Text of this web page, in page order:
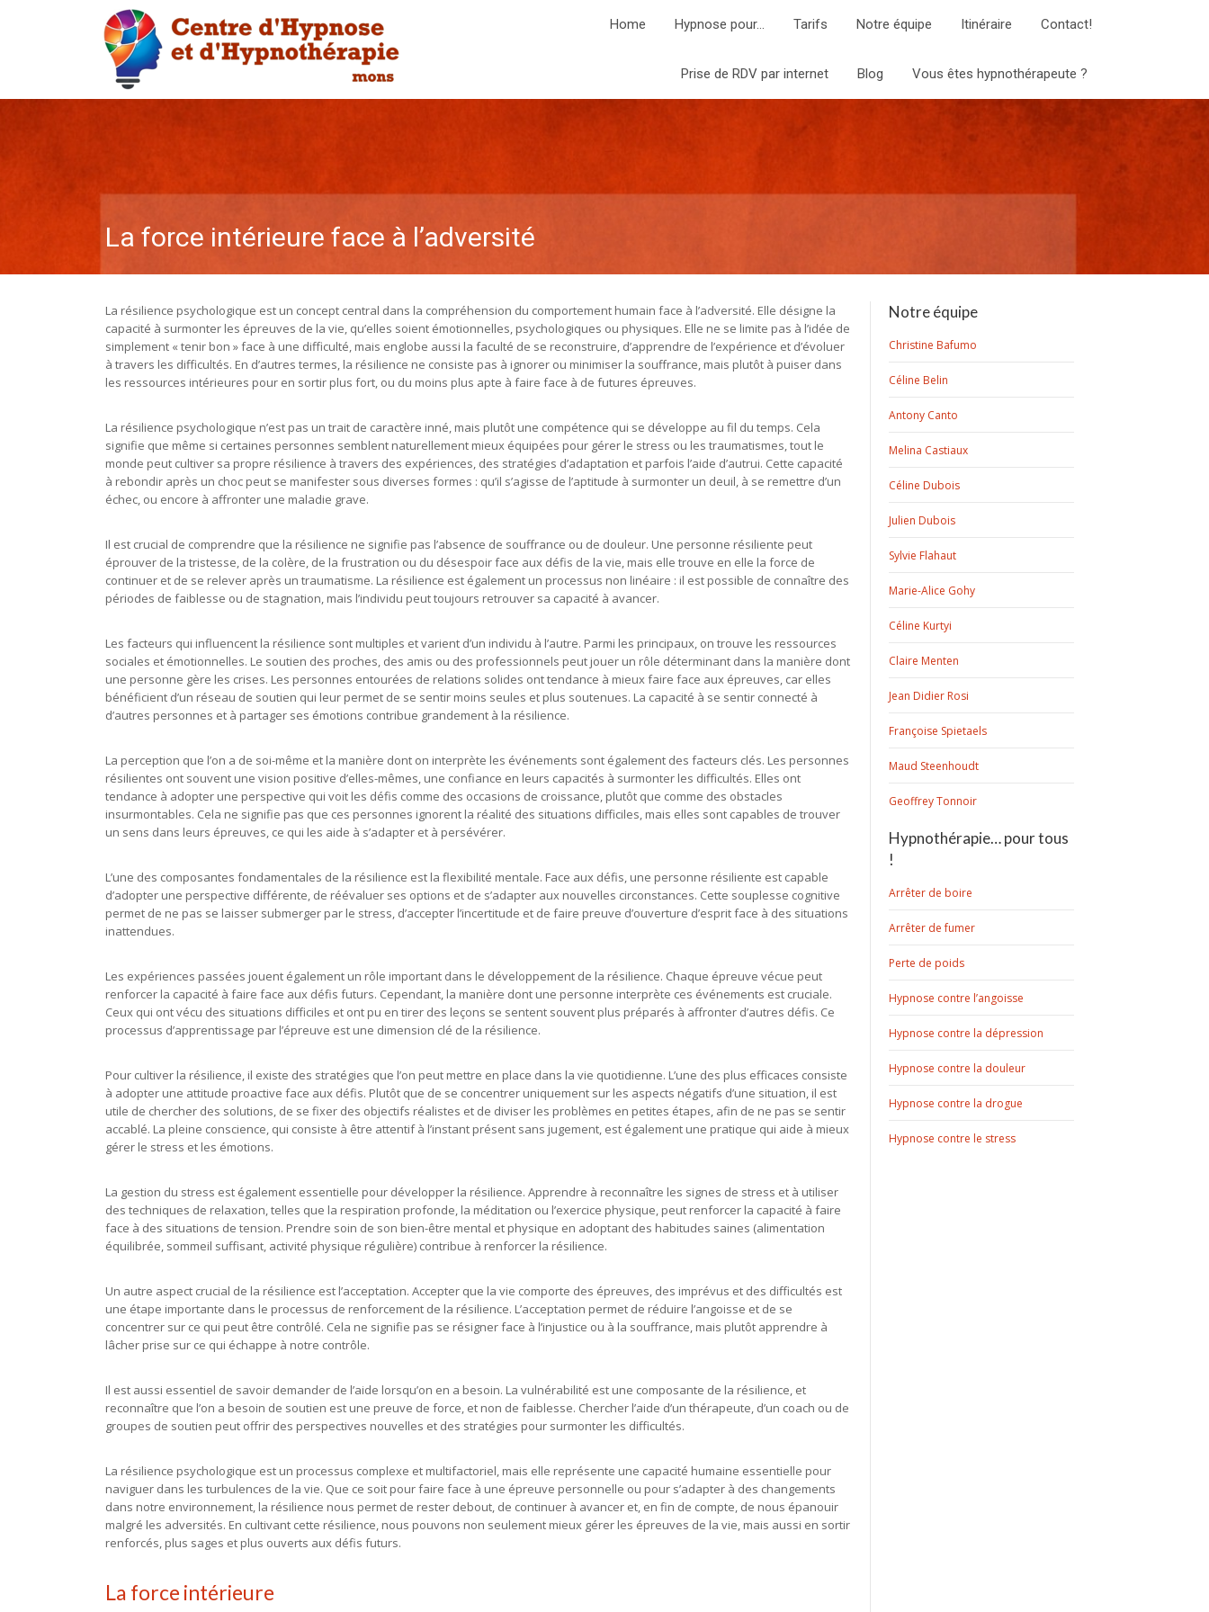
Home Hypnose pour… Tarifs Notre équipe Itinéraire Contact!
Prise de RDV par internet Blog Vous êtes hypnothérapeute ?
La force intérieure face à l’adversité
La résilience psychologique est un concept central dans la compréhension du comportement humain face à l’adversité. Elle désigne la
capacité à surmonter les épreuves de la vie, qu’elles soient émotionnelles, psychologiques ou physiques. Elle ne se limite pas à l’idée de
simplement « tenir bon » face à une difficulté, mais englobe aussi la faculté de se reconstruire, d’apprendre de l’expérience et d’évoluer
à travers les difficultés. En d’autres termes, la résilience ne consiste pas à ignorer ou minimiser la souffrance, mais plutôt à puiser dans
les ressources intérieures pour en sortir plus fort, ou du moins plus apte à faire face à de futures épreuves.
La résilience psychologique n’est pas un trait de caractère inné, mais plutôt une compétence qui se développe au fil du temps. Cela
signifie que même si certaines personnes semblent naturellement mieux équipées pour gérer le stress ou les traumatismes, tout le
monde peut cultiver sa propre résilience à travers des expériences, des stratégies d’adaptation et parfois l’aide d’autrui. Cette capacité
à rebondir après un choc peut se manifester sous diverses formes : qu’il s’agisse de l’aptitude à surmonter un deuil, à se remettre d’un
échec, ou encore à affronter une maladie grave.
Il est crucial de comprendre que la résilience ne signifie pas l’absence de souffrance ou de douleur. Une personne résiliente peut
éprouver de la tristesse, de la colère, de la frustration ou du désespoir face aux défis de la vie, mais elle trouve en elle la force de
continuer et de se relever après un traumatisme. La résilience est également un processus non linéaire : il est possible de connaître des
périodes de faiblesse ou de stagnation, mais l’individu peut toujours retrouver sa capacité à avancer.
Les facteurs qui influencent la résilience sont multiples et varient d’un individu à l’autre. Parmi les principaux, on trouve les ressources
sociales et émotionnelles. Le soutien des proches, des amis ou des professionnels peut jouer un rôle déterminant dans la manière dont
une personne gère les crises. Les personnes entourées de relations solides ont tendance à mieux faire face aux épreuves, car elles
bénéficient d’un réseau de soutien qui leur permet de se sentir moins seules et plus soutenues. La capacité à se sentir connecté à
d’autres personnes et à partager ses émotions contribue grandement à la résilience.
La perception que l’on a de soi-même et la manière dont on interprète les événements sont également des facteurs clés. Les personnes
résilientes ont souvent une vision positive d’elles-mêmes, une confiance en leurs capacités à surmonter les difficultés. Elles ont
tendance à adopter une perspective qui voit les défis comme des occasions de croissance, plutôt que comme des obstacles
insurmontables. Cela ne signifie pas que ces personnes ignorent la réalité des situations difficiles, mais elles sont capables de trouver
un sens dans leurs épreuves, ce qui les aide à s’adapter et à persévérer.
L’une des composantes fondamentales de la résilience est la flexibilité mentale. Face aux défis, une personne résiliente est capable
d’adopter une perspective différente, de réévaluer ses options et de s’adapter aux nouvelles circonstances. Cette souplesse cognitive
permet de ne pas se laisser submerger par le stress, d’accepter l’incertitude et de faire preuve d’ouverture d’esprit face à des situations
inattendues.
Les expériences passées jouent également un rôle important dans le développement de la résilience. Chaque épreuve vécue peut
renforcer la capacité à faire face aux défis futurs. Cependant, la manière dont une personne interprète ces événements est cruciale.
Ceux qui ont vécu des situations difficiles et ont pu en tirer des leçons se sentent souvent plus préparés à affronter d’autres défis. Ce
processus d’apprentissage par l’épreuve est une dimension clé de la résilience.
Pour cultiver la résilience, il existe des stratégies que l’on peut mettre en place dans la vie quotidienne. L’une des plus efficaces consiste
à adopter une attitude proactive face aux défis. Plutôt que de se concentrer uniquement sur les aspects négatifs d’une situation, il est
utile de chercher des solutions, de se fixer des objectifs réalistes et de diviser les problèmes en petites étapes, afin de ne pas se sentir
accablé. La pleine conscience, qui consiste à être attentif à l’instant présent sans jugement, est également une pratique qui aide à mieux
gérer le stress et les émotions.
La gestion du stress est également essentielle pour développer la résilience. Apprendre à reconnaître les signes de stress et à utiliser
des techniques de relaxation, telles que la respiration profonde, la méditation ou l’exercice physique, peut renforcer la capacité à faire
face à des situations de tension. Prendre soin de son bien-être mental et physique en adoptant des habitudes saines (alimentation
équilibrée, sommeil suffisant, activité physique régulière) contribue à renforcer la résilience.
Un autre aspect crucial de la résilience est l’acceptation. Accepter que la vie comporte des épreuves, des imprévus et des difficultés est
une étape importante dans le processus de renforcement de la résilience. L’acceptation permet de réduire l’angoisse et de se
concentrer sur ce qui peut être contrôlé. Cela ne signifie pas se résigner face à l’injustice ou à la souffrance, mais plutôt apprendre à
lâcher prise sur ce qui échappe à notre contrôle.
Il est aussi essentiel de savoir demander de l’aide lorsqu’on en a besoin. La vulnérabilité est une composante de la résilience, et
reconnaître que l’on a besoin de soutien est une preuve de force, et non de faiblesse. Chercher l’aide d’un thérapeute, d’un coach ou de
groupes de soutien peut offrir des perspectives nouvelles et des stratégies pour surmonter les difficultés.
La résilience psychologique est un processus complexe et multifactoriel, mais elle représente une capacité humaine essentielle pour
naviguer dans les turbulences de la vie. Que ce soit pour faire face à une épreuve personnelle ou pour s’adapter à des changements
dans notre environnement, la résilience nous permet de rester debout, de continuer à avancer et, en fin de compte, de nous épanouir
malgré les adversités. En cultivant cette résilience, nous pouvons non seulement mieux gérer les épreuves de la vie, mais aussi en sortir
renforcés, plus sages et plus ouverts aux défis futurs.
La force intérieure
Notre équipe
Christine Bafumo
Céline Belin
Antony Canto
Melina Castiaux
Céline Dubois
Julien Dubois
Sylvie Flahaut
Marie-Alice Gohy
Céline Kurtyi
Claire Menten
Jean Didier Rosi
Françoise Spietaels
Maud Steenhoudt
Geoffrey Tonnoir
Hypnothérapie… pour tous
!
Arrêter de boire
Arrêter de fumer
Perte de poids
Hypnose contre l’angoisse
Hypnose contre la dépression
Hypnose contre la douleur
Hypnose contre la drogue
Hypnose contre le stress